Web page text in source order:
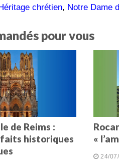
chrétien, Notre Dame
pour vous
de Reims :
historiques
«
24/